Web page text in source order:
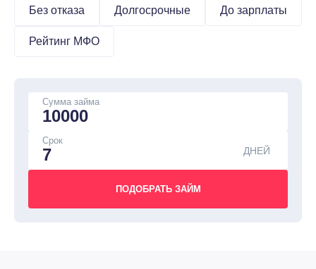
Без отказа Долгосрочные До зарплаты
Рейтинг МФО
Сумма займа
Срок
ДНЕЙ